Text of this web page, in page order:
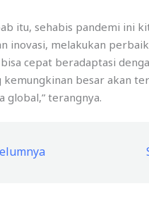
itu, sehabis pandemi ini
inovasi, melakukan
cepat beradaptasi
kemungkinan besar akan
global,” terangnya.